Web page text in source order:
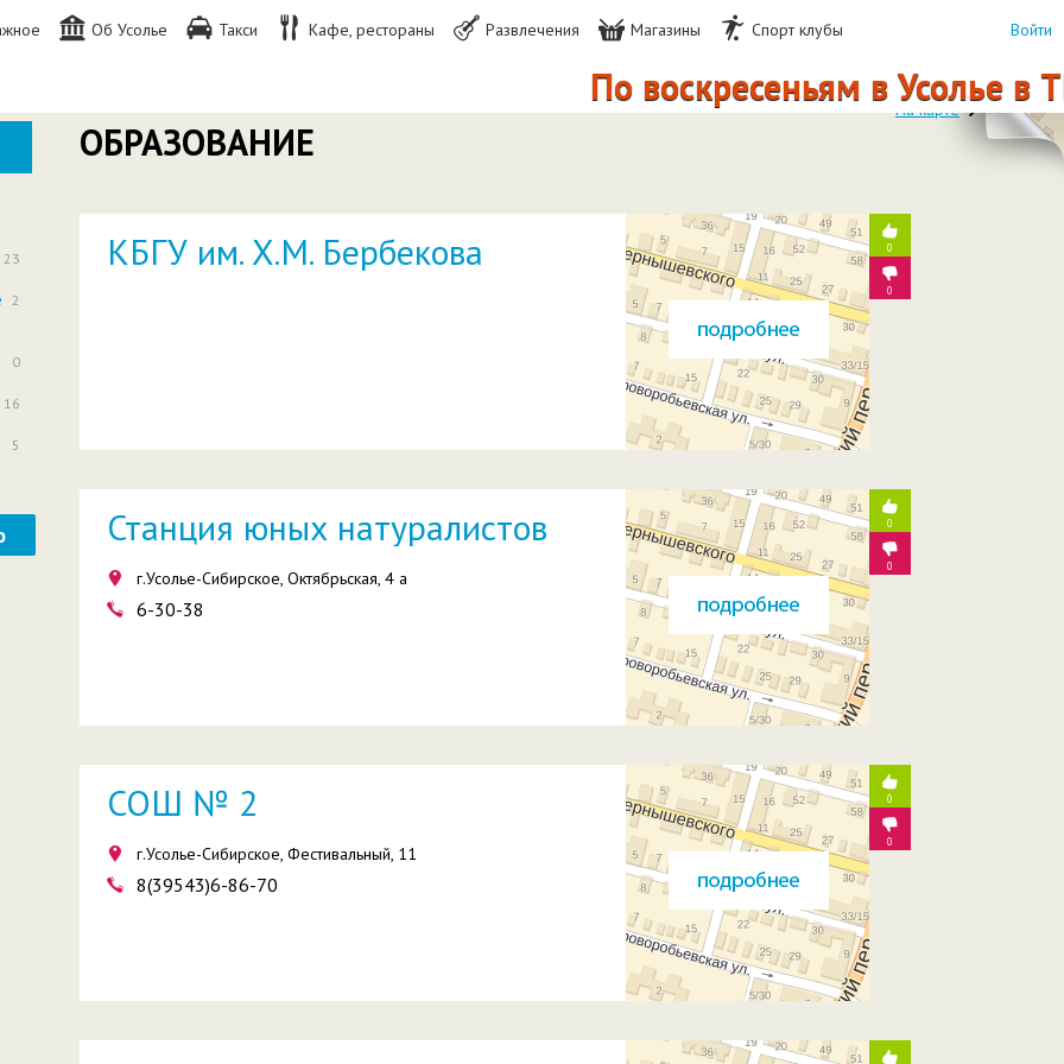
Об Усолье Такси Кафе, рестораны Развлечения Магазины Спорт клубы
По воскресеньям в Усолье в ТЦ
Войти
На карте
23
2
0
16
5
ОБРАЗОВАНИЕ
КБГУ им. Х.М. Бербекова 0
0
Станция юных натуралистов
г.Усолье-Сибирское, Октябрьская, 4 а
6-30-38
0
0
СОШ № 2
г.Усолье-Сибирское, Фестивальный, 11
8(39543)6-86-70
0
0